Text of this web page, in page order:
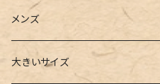
3点セット
4点セット
カードケース
キーケース
ヨガグッズ
ヨガマット
Girls
水着
Boys
メンズ
大きいサイズ